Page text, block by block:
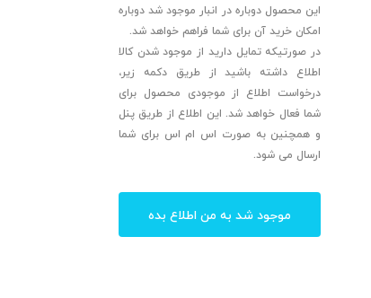
این محصول دوباره در انبار موجود شد دوباره
امکان خرید آن برای شما فراهم خواهد شد.
در صورتیکه تمایل دارید از موجود شدن کالا
اطلاع داشته باشید از طریق دکمه زیر،
درخواست اطلاع از موجودی محصول برای
شما فعال خواهد شد. این اطلاع از طریق پنل
و همچنین به صورت اس ام اس برای شما
ارسال می شود.
موجود شد به من اطلاع بده